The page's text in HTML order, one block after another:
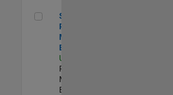
Senior Product Marketing Engineer
Senior
Product
Marketing
Engineer
US-MA-Natick
Product
Marketing |
Experimentado